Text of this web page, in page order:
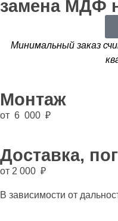
замена МДФ
Минимальный заказ
Монтаж
от 6 000 ₽
Доставка,
от 2 000 ₽
В зависимости от